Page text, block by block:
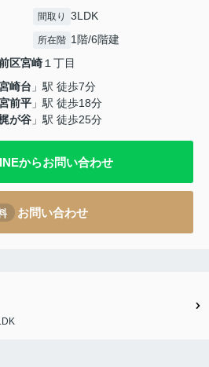
間取り 3LDK
所在階 1階/6階建
区宮崎１丁目
崎台 」駅 徒歩7分
前平 」駅 徒歩18分
が谷 」駅 徒歩25分
からお問い合わせ
お問い合わせ